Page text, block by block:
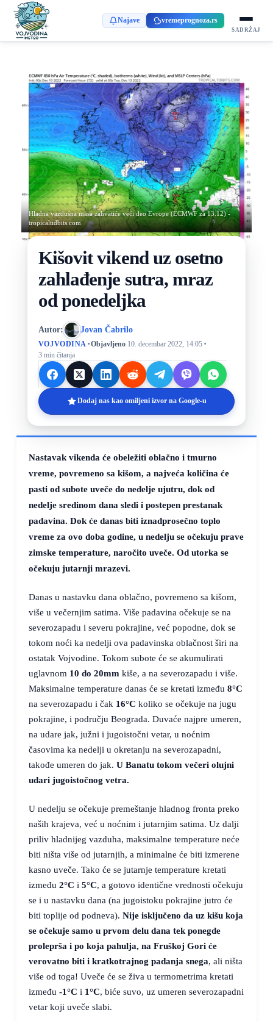
Najave vremeprognoza.rs
SADRŽAJ
Hladna vazdušna masa zahvatiće veći deo Evrope (ECMWF za 13.12) -
tropicaltidbits.com
Kišovit vikend uz osetno
zahlađenje sutra, mraz
od ponedeljka
Autor: Jovan Čabrilo
VOJVODINA ·Objavljeno 10. decembar 2022, 14:05 ·
3 min čitanja
Dodaj nas kao omiljeni izvor na Google-u
Nastavak vikenda će obeležiti oblačno i tmurno
vreme, povremeno sa kišom, a najveća količina će
pasti od subote uveče do nedelje ujutru, dok od
nedelje sredinom dana sledi i postepen prestanak
padavina. Dok će danas biti iznadprosečno toplo
vreme za ovo doba godine, u nedelju se očekuju prave
zimske temperature, naročito uveče. Od utorka se
očekuju jutarnji mrazevi.
Danas u nastavku dana oblačno, povremeno sa kišom,
više u večernjim satima. Više padavina očekuje se na
severozapadu i severu pokrajine, već popodne, dok se
tokom noći ka nedelji ova padavinska oblačnost širi na
ostatak Vojvodine. Tokom subote će se akumulirati
uglavnom 10 do 20mm kiše, a na severozapadu i više.
Maksimalne temperature danas će se kretati između 8°C
na severozapadu i čak 16°C koliko se očekuje na jugu
pokrajine, i području Beograda. Duvaće najpre umeren,
na udare jak, južni i jugoistočni vetar, u noćnim
časovima ka nedelji u okretanju na severozapadni,
takođe umeren do jak. U Banatu tokom večeri olujni
udari jugoistočnog vetra.
U nedelju se očekuje premeštanje hladnog fronta preko
naših krajeva, već u noćnim i jutarnjim satima. Uz dalji
priliv hladnijeg vazduha, maksimalne temperature neće
biti ništa više od jutarnjih, a minimalne će biti izmerene
kasno uveče. Tako će se jutarnje temperature kretati
između 2°C i 5°C, a gotovo identične vrednosti očekuju
se i u nastavku dana (na jugoistoku pokrajine jutro će
biti toplije od podneva). Nije isključeno da uz kišu koja
se očekuje samo u prvom delu dana tek ponegde
proleprša i po koja pahulja, na Fruškoj Gori će
verovatno biti i kratkotrajnog padanja snega, ali ništa
više od toga! Uveče će se živa u termometrima kretati
između -1°C i 1°C, biće suvo, uz umeren severozapadni
vetar koji uveče slabi.